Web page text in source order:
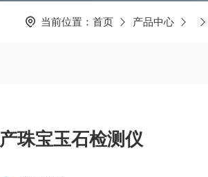
当前位置： 首页 产品中心
产珠宝玉石检测仪